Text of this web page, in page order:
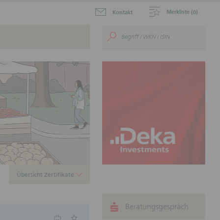
Kontakt Merkliste (0)
aktuellen Zertifikate zum
für Ihr
Beratungsgespräch
Übersicht Zertifikate